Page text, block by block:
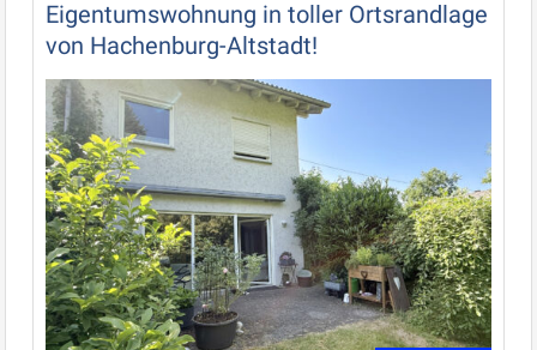
Eigentumswohnung in toller Ortsrandlage
von Hachenburg-Altstadt!